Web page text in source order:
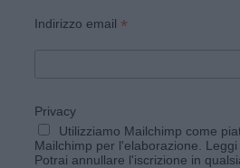
Indirizzo email *
Privacy
Utilizziamo Mailchimp come
Mailchimp per l'elaborazione.
Potrai annullare l'iscrizione in